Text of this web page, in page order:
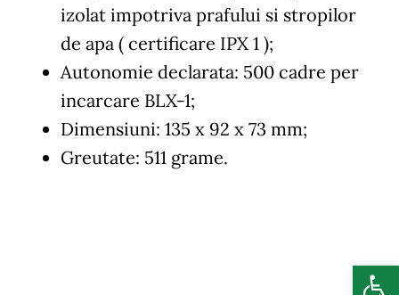
izolat impotriva prafului si stropilor
de apa ( certificare IPX 1 );
Autonomie declarata: 500 cadre per
incarcare BLX-1;
Dimensiuni: 135 x 92 x 73 mm;
Greutate: 511 grame.